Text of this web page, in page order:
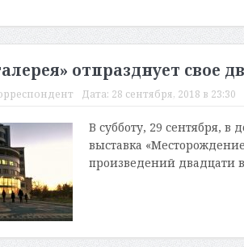
отпразднует свое
Дата: 28 сентября, 2018 в 23:30
В субботу, 29 сентября, в
выставка
произведений двадцати